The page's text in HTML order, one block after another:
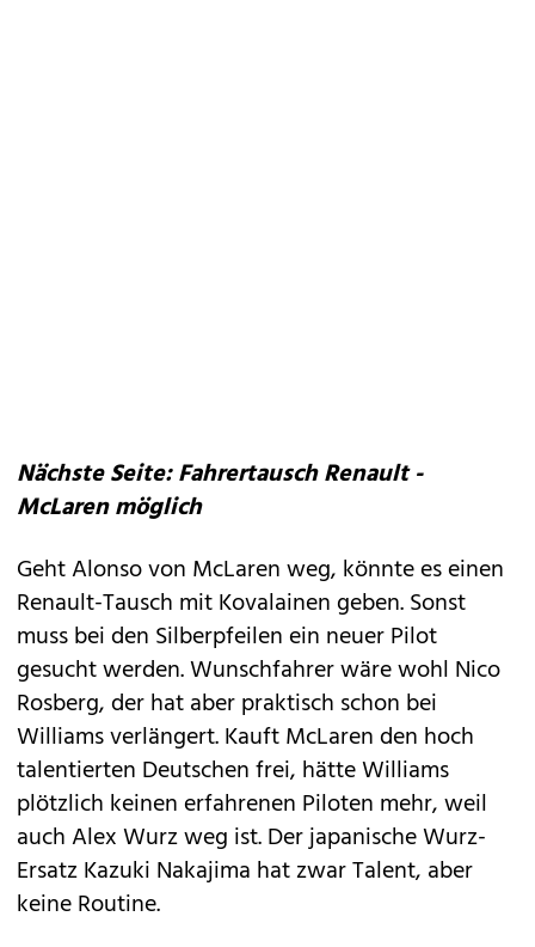
Nächste Seite: Fahrertausch Renault -
McLaren möglich
Geht Alonso von McLaren weg, könnte es einen
Renault-Tausch mit Kovalainen geben. Sonst
muss bei den Silberpfeilen ein neuer Pilot
gesucht werden. Wunschfahrer wäre wohl Nico
Rosberg, der hat aber praktisch schon bei
Williams verlängert. Kauft McLaren den hoch
talentierten Deutschen frei, hätte Williams
plötzlich keinen erfahrenen Piloten mehr, weil
auch Alex Wurz weg ist. Der japanische Wurz-
Ersatz Kazuki Nakajima hat zwar Talent, aber
keine Routine.